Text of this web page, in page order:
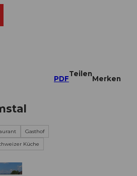
PDF
Teilen
Merken
Gasthof
Küche